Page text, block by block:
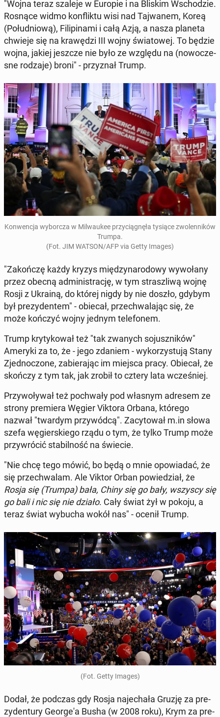
"Wojna teraz szaleje w Europie i na Bliskim Wscho­dzie.
Rosnące widmo kon­flik­tu wisi nad Taj­wa­nem, Koreą
(Po­łu­dnio­wą), Fi­li­pi­na­mi i całą Azją, a nasza planeta
chwieje się na kra­wę­dzi III wojny świa­to­wej. To będzie
wojna, jakiej jeszcze nie było ze względu na (no­wo­cze­
sne rodzaje) broni" - przy­znał Trump.
Kon­wen­cja wy­bor­cza w Mil­wau­kee przy­cią­gnę­ła tysiące zwo­len­ni­ków
Trumpa.
(Fot. JIM WATSON/AFP via Getty Images)
"Za­koń­czę każdy kryzys mię­dzy­na­ro­do­wy wy­wo­ła­ny
przez obecną ad­mi­ni­stra­cję, w tym strasz­li­wą wojnę
Rosji z Ukrainą, do której nigdy by nie doszło, gdybym
był pre­zy­den­tem" - obiecał, prze­chwa­la­jąc się, że
może kończyć wojny jednym te­le­fo­nem.
Trump kry­ty­ko­wał też "tak zwanych so­jusz­ni­ków"
Ameryki za to, że - jego zdaniem - wy­ko­rzy­stu­ją Stany
Zjed­no­czo­ne, za­bie­ra­jąc im miejsca pracy. Obiecał, że
skończy z tym tak, jak zrobił to cztery lata wcze­śniej.
Przy­wo­ły­wał też po­chwa­ły pod własnym adresem ze
strony pre­mie­ra Węgier Viktora Orbana, którego
nazwał "twardym przy­wód­cą". Za­cy­to­wał m.in słowa
szefa wę­gier­skie­go rządu o tym, że tylko Trump może
przy­wró­cić sta­bil­ność na świecie.
"Nie chcę tego mówić, bo będą o mnie opo­wia­dać, że
się prze­chwa­lam. Ale Viktor Orban po­wie­dział, że
Rosja się (Trumpa) bała, Chiny się go bały, wszyscy się
go bali i nic się nie działo. Cały świat żył w pokoju, a
teraz świat wybucha wokół nas" - ocenił Trump.
(Fot. Getty Images)
Dodał, że podczas gdy Rosja na­je­cha­ła Gruzję za pre­
zy­den­tu­ry Geo­r­ge­'a Busha (w 2008 roku), Krym za pre­